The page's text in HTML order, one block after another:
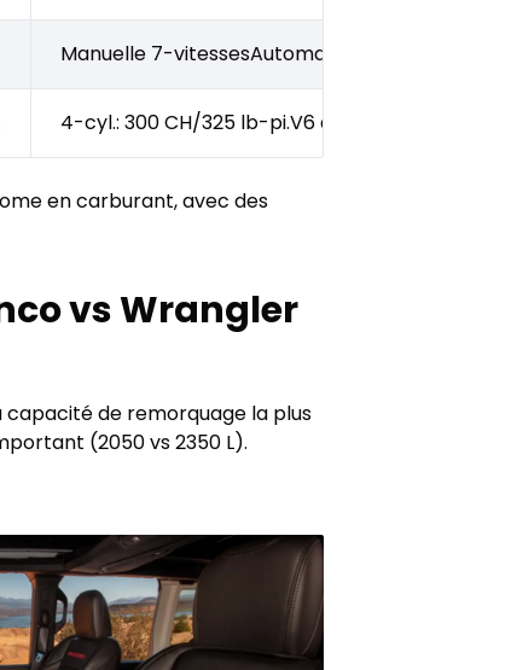
Manuelle 7-vitessesAutomatique 10-vitesses
4-cyl.: 300 CH/325 lb-pi.V6 de 2,7 L: 330 CH/
en carburant, avec des
vs Wrangler
capacité de remorquage la plus
(2050 vs 2350 L).